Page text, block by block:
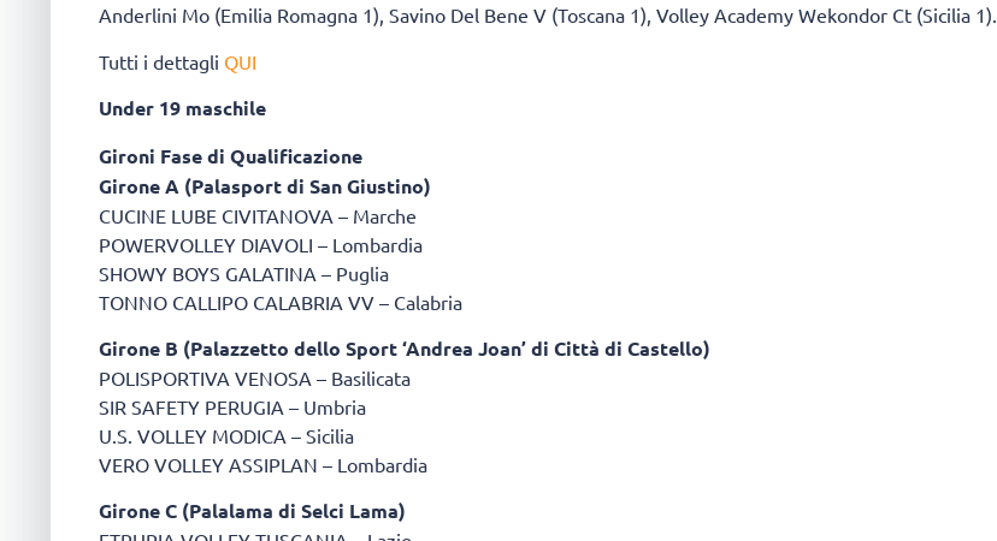
Anderlini Mo (Emilia Romagna 1), Savino Del Bene V (Toscana 1), Volley Academy Wekondor Ct (Sicilia 1).
Tutti i dettagli QUI
Under 19 maschile
Gironi Fase di Qualificazione
Girone A (Palasport di San Giustino)
CUCINE LUBE CIVITANOVA – Marche
POWERVOLLEY DIAVOLI – Lombardia
SHOWY BOYS GALATINA – Puglia
TONNO CALLIPO CALABRIA VV – Calabria
Girone B (Palazzetto dello Sport ‘Andrea Joan’ di Città di Castello)
POLISPORTIVA VENOSA – Basilicata
SIR SAFETY PERUGIA – Umbria
U.S. VOLLEY MODICA – Sicilia
VERO VOLLEY ASSIPLAN – Lombardia
Girone C (Palalama di Selci Lama)